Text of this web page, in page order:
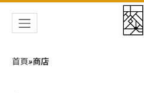
首頁»商店